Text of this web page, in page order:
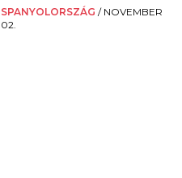
SPANYOLORSZÁG / NOVEMBER
02.